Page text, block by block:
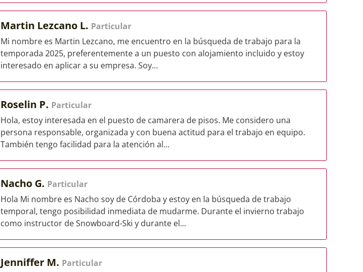
Martin Lezcano L. Particular
Mi nombre es Martin Lezcano, me encuentro en la búsqueda de trabajo para la
temporada 2025, preferentemente a un puesto con alojamiento incluido y estoy
interesado en aplicar a su empresa. Soy...
Roselin P. Particular
Hola, estoy interesada en el puesto de camarera de pisos. Me considero una
persona responsable, organizada y con buena actitud para el trabajo en equipo.
También tengo facilidad para la atención al...
Nacho G. Particular
Hola Mi nombre es Nacho soy de Córdoba y estoy en la búsqueda de trabajo
temporal, tengo posibilidad inmediata de mudarme. Durante el invierno trabajo
como instructor de Snowboard-Ski y durante el...
Jenniffer M. Particular